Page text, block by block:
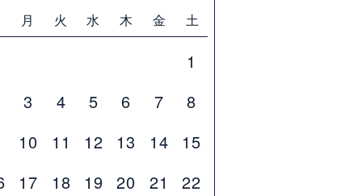
月 火 水 木 金 土
1
3 4 5 6 7
8
10 11 12 13 14
15
17 18 19 20 21
22